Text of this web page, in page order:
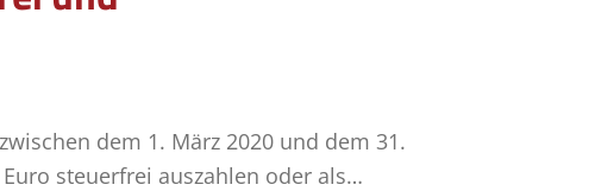
dem 1. März 2020 und dem 31.
steuerfrei auszahlen oder als…